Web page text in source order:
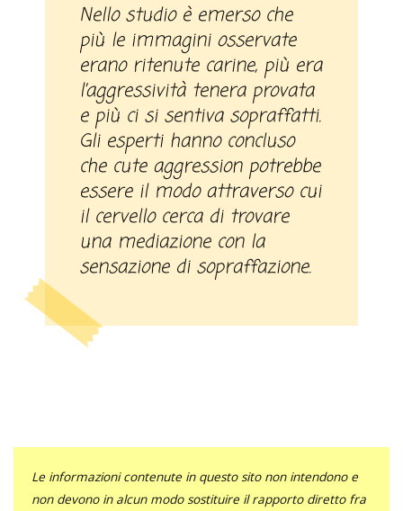
Nello studio è emerso che
più le immagini osservate
erano ritenute carine, più era
l’aggressività tenera provata
e più ci si sentiva sopraffatti.
Gli esperti hanno concluso
che cute aggression potrebbe
essere il modo attraverso cui
il cervello cerca di trovare
una mediazione con la
sensazione di sopraffazione.
Le informazioni contenute in questo sito non intendono e
non devono in alcun modo sostituire il rapporto diretto fra